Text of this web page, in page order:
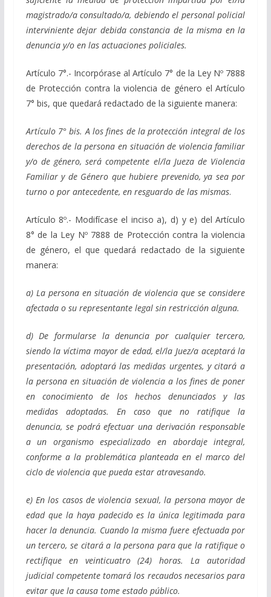
magistrado/a consultado/a, debiendo el personal policial
interviniente dejar debida constancia de la misma en la
denuncia y/o en las actuaciones policiales.
Artículo 7°.- Incorpórase al Artículo 7° de la Ley Nº 7888
de Protección contra la violencia de género el Artículo
7° bis, que quedará redactado de la siguiente manera:
Artículo 7° bis. A los fines de la protección integral de los
derechos de la persona en situación de violencia familiar
y/o de género, será competente el/la Jueza de Violencia
Familiar y de Género que hubiere prevenido, ya sea por
turno o por antecedente, en resguardo de las mismas.
Artículo 8º.- Modifícase el inciso a), d) y e) del Artículo
8° de la Ley Nº 7888 de Protección contra la violencia
de género, el que quedará redactado de la siguiente
manera:
a) La persona en situación de violencia que se considere
afectada o su representante legal sin restricción alguna.
d) De formularse la denuncia por cualquier tercero,
siendo la víctima mayor de edad, el/la Juez/a aceptará la
presentación, adoptará las medidas urgentes, y citará a
la persona en situación de violencia a los fines de poner
en conocimiento de los hechos denunciados y las
medidas adoptadas. En caso que no ratifique la
denuncia, se podrá efectuar una derivación responsable
a un organismo especializado en abordaje integral,
conforme a la problemática planteada en el marco del
ciclo de violencia que pueda estar atravesando.
e) En los casos de violencia sexual, la persona mayor de
edad que la haya padecido es la única legitimada para
hacer la denuncia. Cuando la misma fuere efectuada por
un tercero, se citará a la persona para que la ratifique o
rectifique en veinticuatro (24) horas. La autoridad
judicial competente tomará los recaudos necesarios para
evitar que la causa tome estado público.